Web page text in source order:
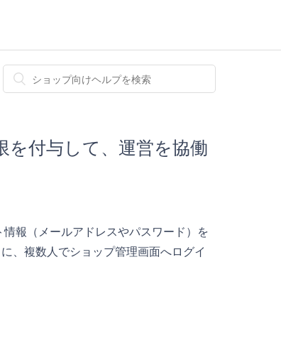
を付与して、運営を協働
報（メールアドレスやパスワード）を
、複数人でショップ管理画面へログイ